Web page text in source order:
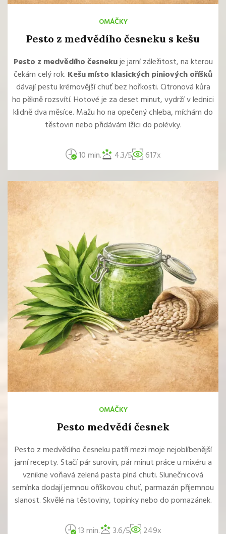
OMÁČKY
Pesto z medvědího česneku s kešu
Pesto z medvědího česnekuje jarní záležitost, na kterou
čekám celý rok. Kešu místo klasických piniových oříšků
dávají pestu krémovější chuť bez hořkosti. Citronová kůra
ho pěkně rozsvítí. Hotové je za deset minut, vydrží v lednici
klidně dva měsíce. Mažu ho na opečený chleba, míchám do
těstovin nebo přidávám lžíci do polévky.
10 min. 4.3/5 617x
OMÁČKY
Pesto medvědí česnek
Pesto z medvědího česneku patří mezi moje nejoblíbenější
jarní recepty. Stačí pár surovin, pár minut práce u mixéru a
vznikne voňavá zelená pasta plná chuti. Slunečnicová
semínka dodají jemnou oříškovou chuť, parmazán příjemnou
slanost. Skvělé na těstoviny, topinky nebo do pomazánek.
13 min. 3.6/5 249x